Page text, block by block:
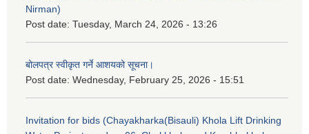
Nirman)
Post date: Tuesday, March 24, 2026 - 13:26
बोलपत्र स्वीकृत गर्ने आशयको सूचना।
Post date: Wednesday, February 25, 2026 - 15:51
Invitation for bids (Chayakharka(Bisauli) Khola Lift Drinking